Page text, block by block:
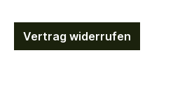
Vertrag widerrufen